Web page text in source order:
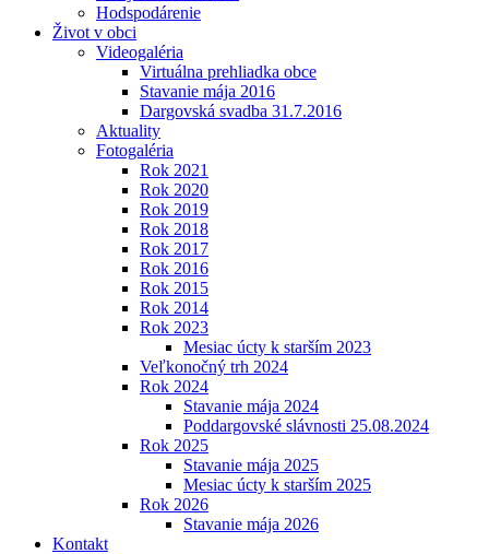
Hodspodárenie
Život v obci
Videogaléria
Virtuálna prehliadka obce
Stavanie mája 2016
Dargovská svadba 31.7.2016
Aktuality
Fotogaléria
Rok 2021
Rok 2020
Rok 2019
Rok 2018
Rok 2017
Rok 2016
Rok 2015
Rok 2014
Rok 2023
Mesiac úcty k starším 2023
Veľkonočný trh 2024
Rok 2024
Stavanie mája 2024
Poddargovské slávnosti 25.08.2024
Rok 2025
Stavanie mája 2025
Mesiac úcty k starším 2025
Rok 2026
Stavanie mája 2026
Kontakt